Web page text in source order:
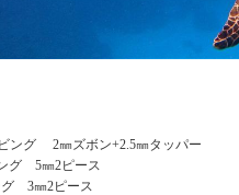
ング 2㎜ズボン+2.5㎜タッパー
グ 5㎜2ピース
3㎜2ピース